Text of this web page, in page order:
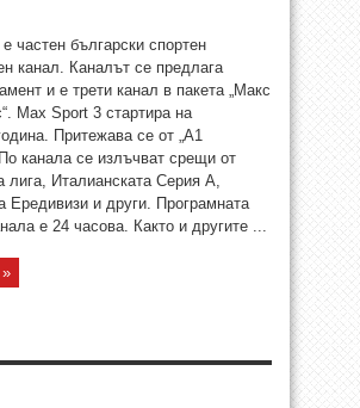
частен български спортен
канал. Каналът се предлага
и е трети канал в пакета „Макс
Max Sport 3 стартира на
Притежава се от „А1
канала се излъчват срещи от
лига, Италианската Серия А,
Ередивизи и други. Програмната
е 24 часова. Както и другите ...